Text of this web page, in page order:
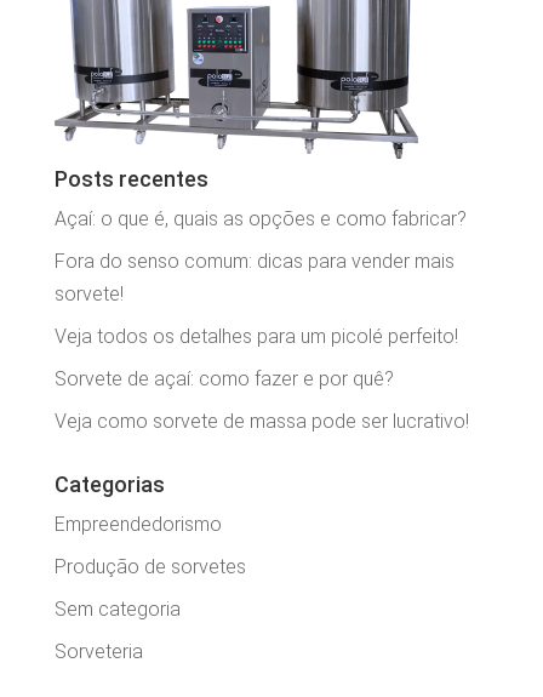
Posts recentes
Açaí: o que é, quais as opções e como fabricar?
Fora do senso comum: dicas para vender mais
sorvete!
Veja todos os detalhes para um picolé perfeito!
Sorvete de açaí: como fazer e por quê?
Veja como sorvete de massa pode ser lucrativo!
Categorias
Empreendedorismo
Produção de sorvetes
Sem categoria
Sorveteria